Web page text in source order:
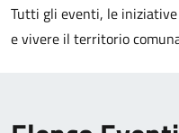
Tutti gli eventi, le iniziative
e vivere il territorio